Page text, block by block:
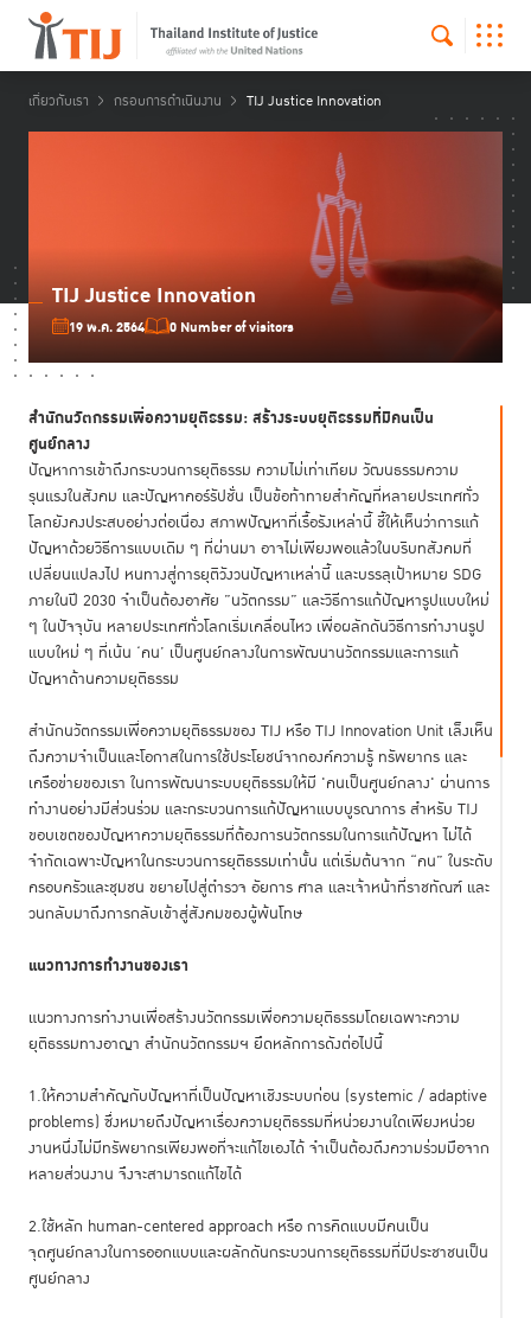
เกี่ยวกับเรา กรอบการดำเนินงาน TIJ Justice Innovation
TIJ Justice Innovation
19 พ.ค. 2564 0 Number of visitors
สำนักนวัตกรรมเพื่อความยุติธรรม: สร้างระบบยุติธรรมที่มีคนเป็น
ศูนย์กลาง
ปัญหาการเข้าถึงกระบวนการยุติธรรม ความไม่เท่าเทียม วัฒนธรรมความ
รุนแรงในสังคม และปัญหาคอร์รัปชั่น เป็นข้อท้าทายสำคัญที่หลายประเทศทั่ว
โลกยังคงประสบอย่างต่อเนื่อง สภาพปัญหาที่เรื้อรังเหล่านี้ ชี้ให้เห็นว่าการแก้
ปัญหาด้วยวิธีการแบบเดิม ๆ ที่ผ่านมา อาจไม่เพียงพอแล้วในบริบทสังคมที่
เปลี่ยนแปลงไป หนทางสู่การยุติวังวนปัญหาเหล่านี้ และบรรลุเป้าหมาย SDG
ภายในปี 2030 จำเป็นต้องอาศัย ”นวัตกรรม” และวิธีการแก้ปัญหารูปแบบใหม่
ๆ ในปัจจุบัน หลายประเทศทั่วโลกเริ่มเคลื่อนไหว เพื่อผลักดันวิธีการทำงานรูป
แบบใหม่ ๆ ที่เน้น ‘คน’ เป็นศูนย์กลางในการพัฒนานวัตกรรมและการแก้
ปัญหาด้านความยุติธรรม
สำนักนวัตกรรมเพื่อความยุติธรรมของ TIJ หรือ TIJ Innovation Unit เล็งเห็น
ถึงความจำเป็นและโอกาสในการใช้ประโยชน์จากองค์ความรู้ ทรัพยากร และ
เครือข่ายของเรา ในการพัฒนาระบบยุติธรรมให้มี 'คนเป็นศูนย์กลาง' ผ่านการ
ทำงานอย่างมีส่วนร่วม และกระบวนการแก้ปัญหาแบบบูรณาการ สำหรับ TIJ
ขอบเขตของปัญหาความยุติธรรมที่ต้องการนวัตกรรมในการแก้ปัญหา ไม่ได้
จำกัดเฉพาะปัญหาในกระบวนการยุติธรรมเท่านั้น แต่เริ่มต้นจาก “คน” ในระดับ
ครอบครัวและชุมชน ขยายไปสู่ตำรวจ อัยการ ศาล และเจ้าหน้าที่ราชทัณฑ์ และ
วนกลับมาถึงการกลับเข้าสู่สังคมของผู้พ้นโทษ
แนวทางการทำงานของเรา
แนวทางการทำงานเพื่อสร้างนวัตกรรมเพื่อความยุติธรรมโดยเฉพาะความ
ยุติธรรมทางอาญา สำนักนวัตกรรมฯ ยึดหลักการดังต่อไปนี้
1.ให้ความสำคัญกับปัญหาที่เป็นปัญหาเชิงระบบก่อน (systemic / adaptive
problems) ซึ่งหมายถึงปัญหาเรื่องความยุติธรรมที่หน่วยงานใดเพียงหน่วย
งานหนึ่งไม่มีทรัพยากรเพียงพอที่จะแก้ไขเองได้ จำเป็นต้องดึงความร่วมมือจาก
หลายส่วนงาน จึงจะสามารถแก้ไขได้
2.ใช้หลัก human-centered approach หรือ การคิดแบบมีคนเป็น
จุดศูนย์กลางในการออกแบบและผลักดันกระบวนการยุติธรรมที่มีประชาชนเป็น
ศูนย์กลาง